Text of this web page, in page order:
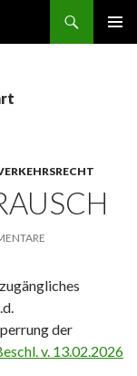
der
v. 13.02.2026